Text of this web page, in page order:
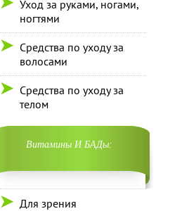
Уход за руками, ногами,
ногтями
Средства по уходу за
волосами
Средства по уходу за
телом
Витамины И БАДы:
Для зрения